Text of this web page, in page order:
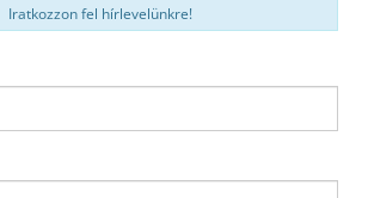
Iratkozzon fel hírlevelünkre!